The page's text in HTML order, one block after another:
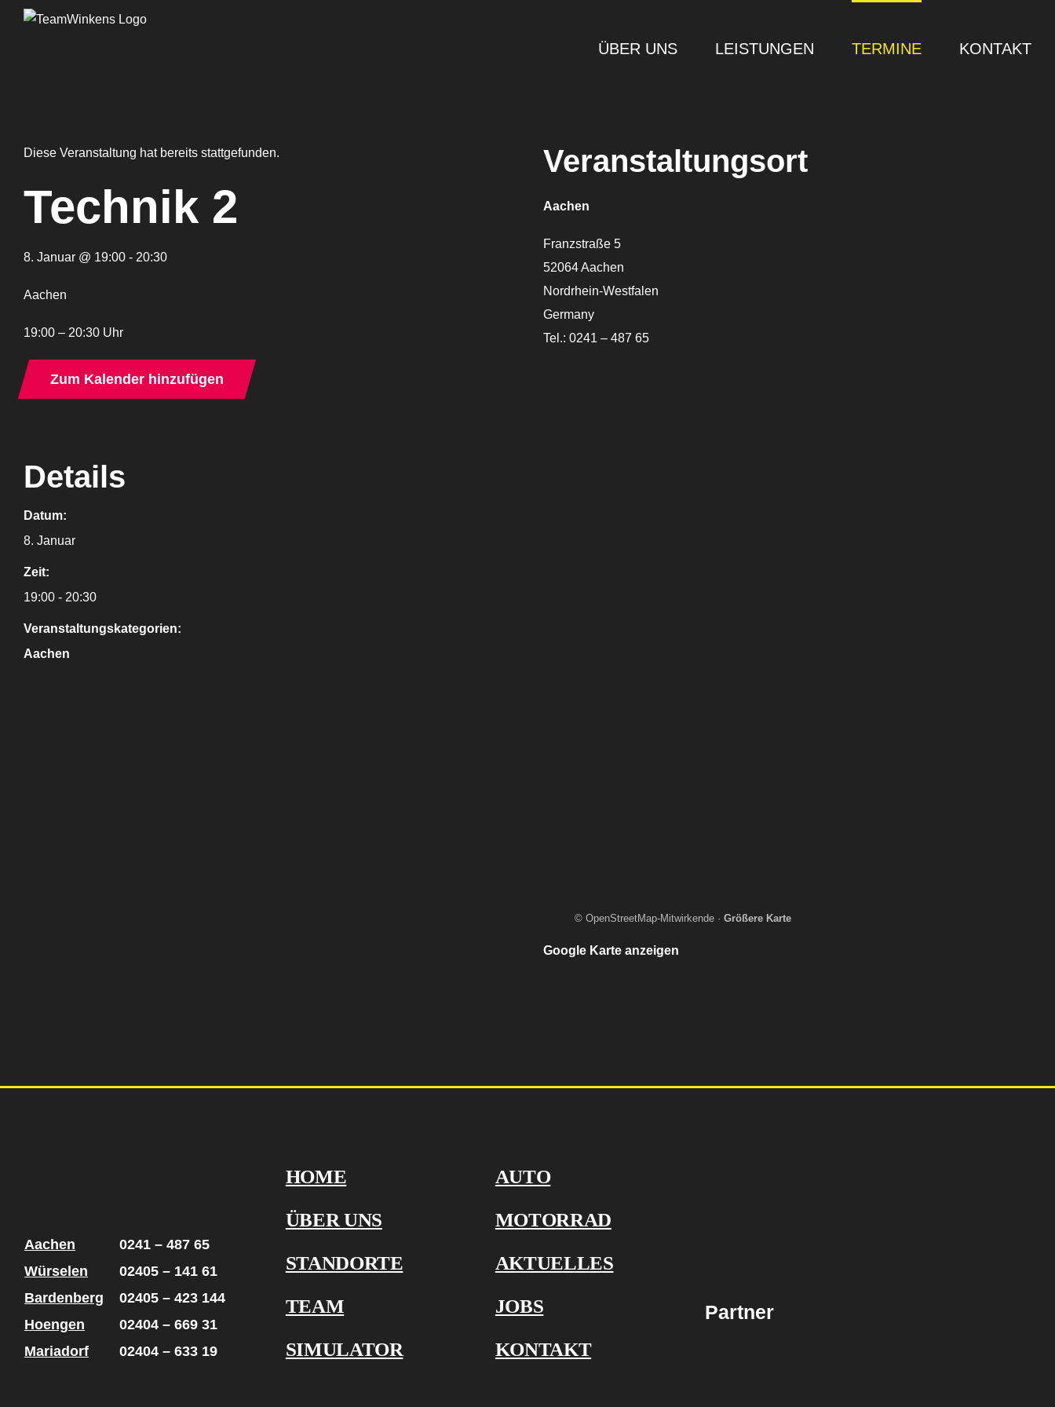
Zum
ÜBER UNS LEISTUNGEN TERMINE KONTAKT
Diese Veranstaltung hat bereits stattgefunden.
Technik 2
8. Januar @ 19:00 - 20:30
Aachen
19:00 – 20:30 Uhr
Zum Kalender hinzufügen
Details
Datum:
8. Januar
Zeit:
19:00 - 20:30
Veranstaltungskategorien:
Aachen
Veranstaltungsort
Aachen
Franzstraße 5
52064 Aachen
Nordrhein-Westfalen
Germany
Tel.: 0241 – 487 65
© OpenStreetMap-Mitwirkende · Größere Karte
Google Karte anzeigen
Aachen
0241 – 487 65
Würselen
02405 – 141 61
Bardenberg
02405 – 423 144
Hoengen
02404 – 669 31
Mariadorf
02404 – 633 19
HOME
ÜBER UNS
STANDORTE
TEAM
SIMULATOR
AUTO
MOTORRAD
AKTUELLES
JOBS
KONTAKT
Partner